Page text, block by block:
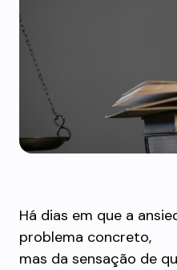
Há dias em que a
problema concreto,
mas da sensação de